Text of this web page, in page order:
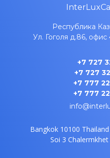
Республика
Ул. Гоголя д.86, офис
+7 727
+7 727
+7 777
+7 777
Bangkok 10100 Thailand
Soi 3 Chalermkhet